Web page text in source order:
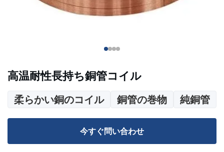
高温耐性長持ち銅管コイル
柔らかい銅のコイル 銅管の巻物 純銅管
今すぐ問い合わせ